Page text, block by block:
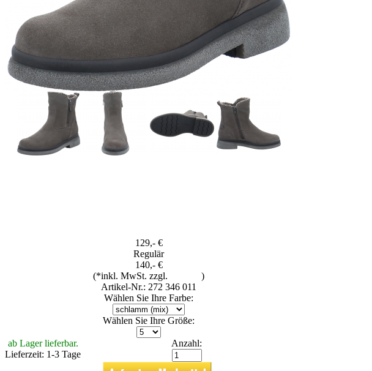
129,- €
Regulär
140,- €
(*inkl. MwSt. zzgl.
)
Artikel-Nr.: 272 346 011
Wählen Sie Ihre Farbe:
Wählen Sie Ihre Größe:
ab Lager lieferbar.
Lieferzeit: 1-3 Tage
Anzahl: